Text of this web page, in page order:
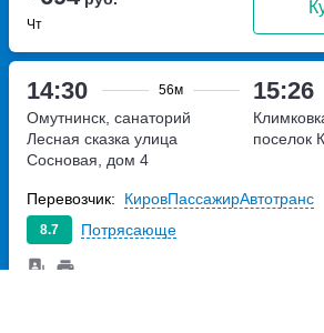
Чт
14:30 56м 15:26
Омутнинск, санаторий
Лесная сказка улица
Сосновая, дом 4
поселок
8.7 Потрясающе
Перевозчик: КировПассажирАвтотранс